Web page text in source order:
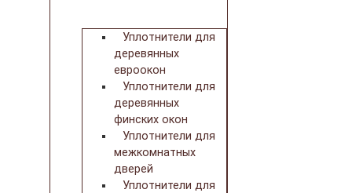
Уплотнители для
деревянных
евроокон
Уплотнители для
деревянных
финских окон
Уплотнители для
межкомнатных
дверей
Уплотнители для